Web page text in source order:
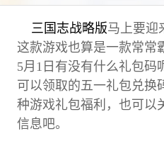
三国志战略版马上要迎
这款游戏也算是一款常常
5月1日有没有什么礼包码
可以领取的五一礼包兑换
种游戏礼包福利，也可以
信息吧。